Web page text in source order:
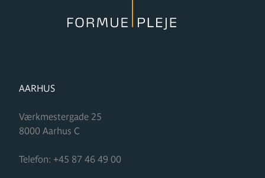
FORMUPLEJE
AARHUS
Værkmestergade 25
8000 Aarhus C
Telefon: +45 87 46 49 00